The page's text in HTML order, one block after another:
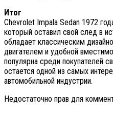
Итог
Chevrolet Impala Sedan 1972
который оставил свой след в
обладает классическим
двигателем и удобной
популярна среди покупателей
остается одной из самых
автомобильной индустрии.
Недостаточно прав для